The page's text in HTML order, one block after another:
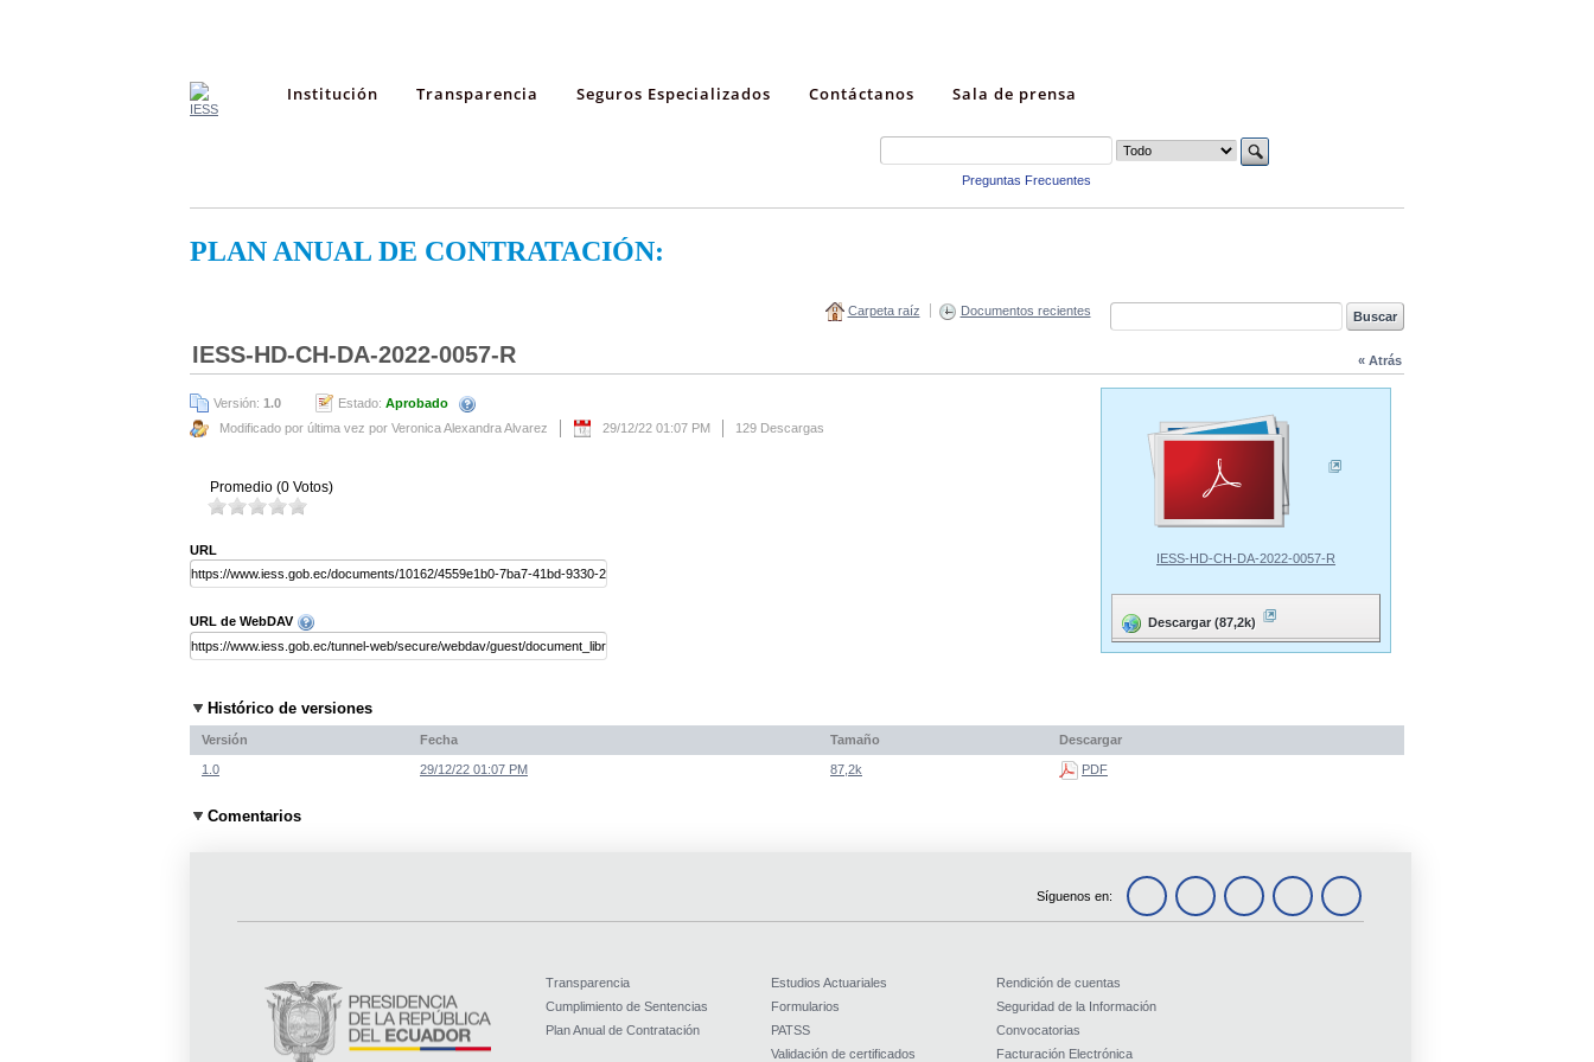
Institución Transparencia Seguros Especializados Contáctanos Sala de prensa
Preguntas Frecuentes
PLAN ANUAL DE CONTRATACIÓN:
Carpeta raíz Documentos recientes
« Atrás
IESS-HD-CH-DA-2022-0057-R
Versión: 1.0 Estado: Aprobado
Modificado por última vez por Veronica Alexandra Alvarez
29/12/22 01:07 PM 129 Descargas
Promedio (0 Votos)
URL
URL de WebDAV
IESS-HD-CH-DA-2022-0057-R
Descargar (87,2k)
Histórico de versiones
Versión Fecha Tamaño Descargar
1.0 29/12/22 01:07 PM 87,2k PDF
Comentarios
Síguenos en:
Transparencia
Cumplimiento de Sentencias
Plan Anual de Contratación
Estudios Actuariales
Formularios
PATSS
Validación de certificados
Rendición de cuentas
Seguridad de la Información
Convocatorias
Facturación Electrónica